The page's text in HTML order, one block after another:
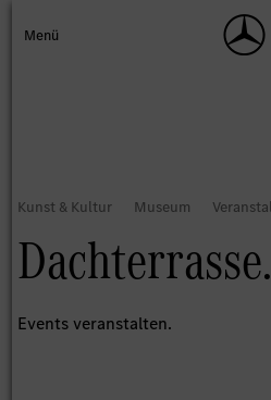
Dachterrasse.
Events veranstalten.